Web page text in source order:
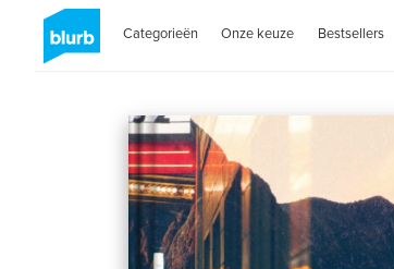
Categorieën Onze keuze Bestsellers